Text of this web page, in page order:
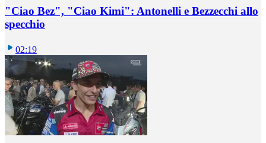
"Ciao Bez", "Ciao Kimi": Antonelli e Bezzecchi allo
specchio
02:19